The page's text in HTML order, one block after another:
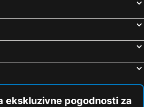
Hoteli
ekskluzivne pogodnosti za